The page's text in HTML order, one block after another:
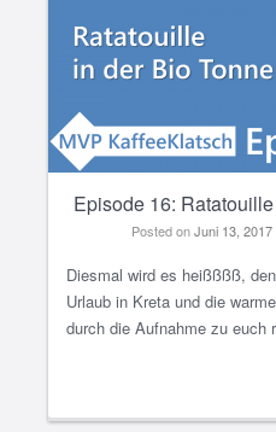
Episode 16:
Posted onJuni 13, 2017
Diesmal wird es heißßßß,
Urlaub in Kreta und die
durch die Aufnahme zu euch